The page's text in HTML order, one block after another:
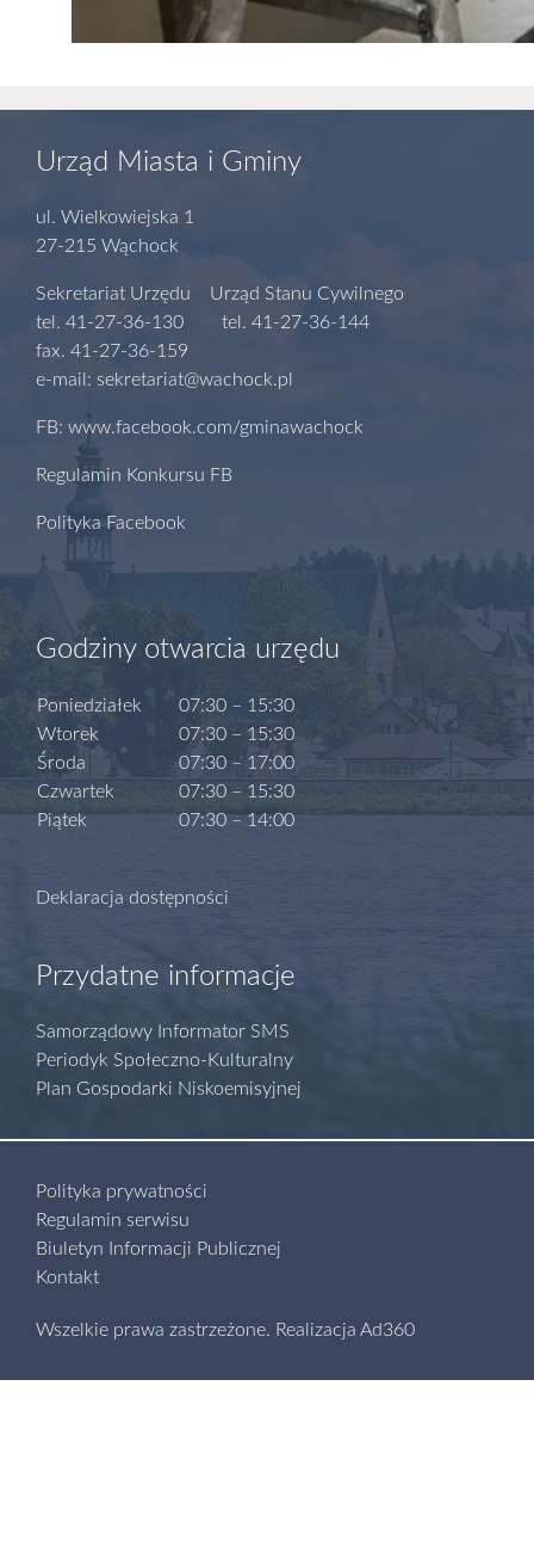
Urząd Miasta i Gminy
ul. Wielkowiejska 1
27-215 Wąchock
Sekretariat Urzędu Urząd Stanu Cywilnego
tel. 41-27-36-130 tel. 41-27-36-144
fax. 41-27-36-159
e-mail: sekretariat@wachock.pl
FB: www.facebook.com/gminawachock
Regulamin Konkursu FB
Polityka Facebook
Godziny otwarcia urzędu
Poniedziałek
Wtorek
Środa
Czwartek
Piątek
07:30 – 15:30
07:30 – 15:30
07:30 – 17:00
07:30 – 15:30
07:30 – 14:00
Deklaracja dostępności
Przydatne informacje
Samorządowy Informator SMS
Periodyk Społeczno-Kulturalny
Plan Gospodarki Niskoemisyjnej
Polityka prywatności
Regulamin serwisu
Biuletyn Informacji Publicznej
Kontakt
Wszelkie prawa zastrzeżone. Realizacja Ad360